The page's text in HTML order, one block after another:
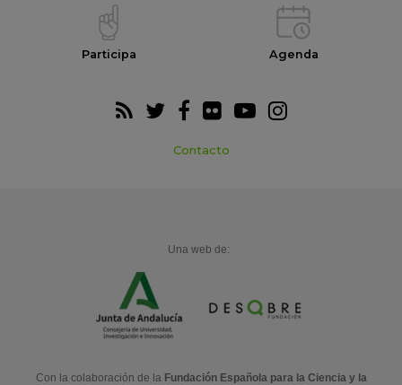
Participa Agenda
Contacto
Una web de:
Con la colaboración de la Fundación Española para la Ciencia y la